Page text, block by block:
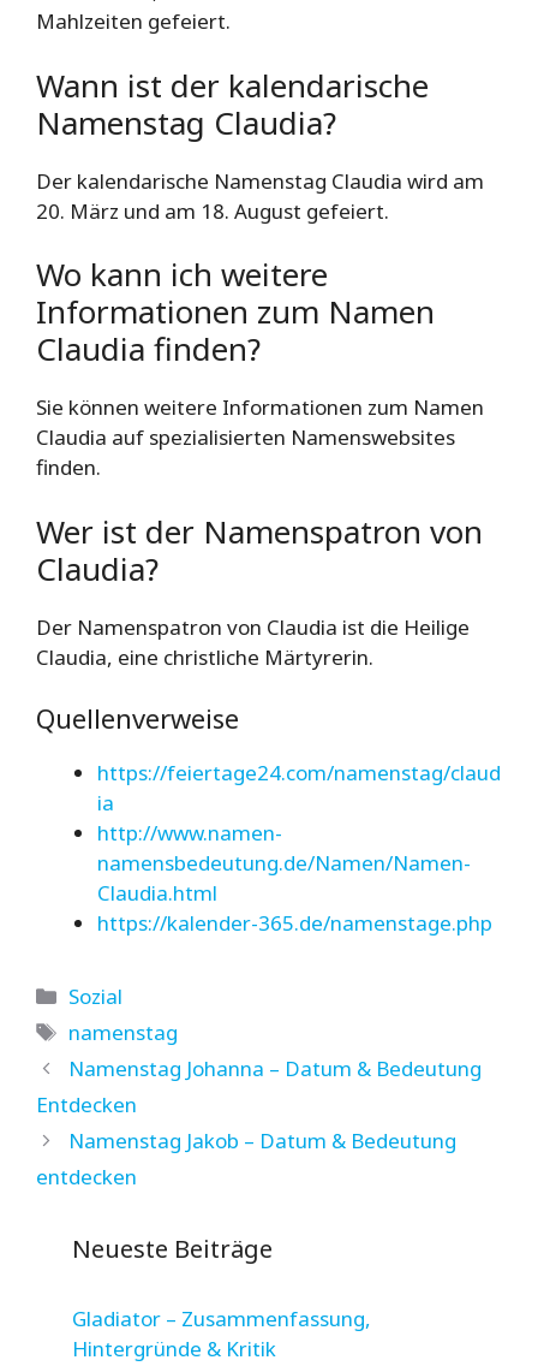
Mahlzeiten gefeiert.
Wann ist der kalendarische
Namenstag Claudia?
Der kalendarische Namenstag Claudia wird am
20. März und am 18. August gefeiert.
Wo kann ich weitere
Informationen zum Namen
Claudia finden?
Sie können weitere Informationen zum Namen
Claudia auf spezialisierten Namenswebsites
finden.
Wer ist der Namenspatron von
Claudia?
Der Namenspatron von Claudia ist die Heilige
Claudia, eine christliche Märtyrerin.
Quellenverweise
https://feiertage24.com/namenstag/claud
ia
http://www.namen-
namensbedeutung.de/Namen/Namen-
Claudia.html
https://kalender-365.de/namenstage.php
Kategorien
Sozial
Schlagwörter
namenstag
Namenstag Johanna – Datum & Bedeutung
Entdecken
Namenstag Jakob – Datum & Bedeutung
entdecken
Neueste Beiträge
Gladiator – Zusammenfassung,
Hintergründe & Kritik